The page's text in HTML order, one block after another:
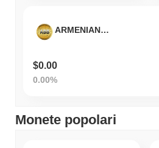
ARMENIAN BLOCKCHAIN BANK
$0.00
0.00%
Monete popolari